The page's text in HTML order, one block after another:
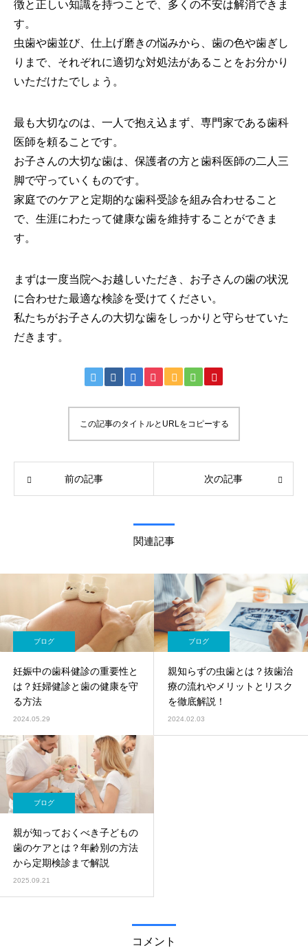
徴と正しい知識を持つことで、多くの不安は解消できま
す。
虫歯や歯並び、仕上げ磨きの悩みから、歯の色や歯ぎし
りまで、それぞれに適切な対処法があることをお分かり
いただけたでしょう。
最も大切なのは、一人で抱え込まず、専門家である歯科
医師を頼ることです。
お子さんの大切な歯は、保護者の方と歯科医師の二人三
脚で守っていくものです。
家庭でのケアと定期的な歯科受診を組み合わせること
で、生涯にわたって健康な歯を維持することができま
す。
まずは一度当院へお越しいただき、お子さんの歯の状況
に合わせた最適な検診を受けてください。
私たちがお子さんの大切な歯をしっかりと守らせていた
だきます。
この記事のタイトルとURLをコピーする
前の記事 次の記事
関連記事
ブログ
妊娠中の歯科健診の重要性と
は？妊婦健診と歯の健康を守
る方法
2024.05.29
ブログ
親知らずの虫歯とは？抜歯治
療の流れやメリットとリスク
を徹底解説！
2024.02.03
ブログ
親が知っておくべき子どもの
歯のケアとは？年齢別の方法
から定期検診まで解説
2025.09.21
コメント